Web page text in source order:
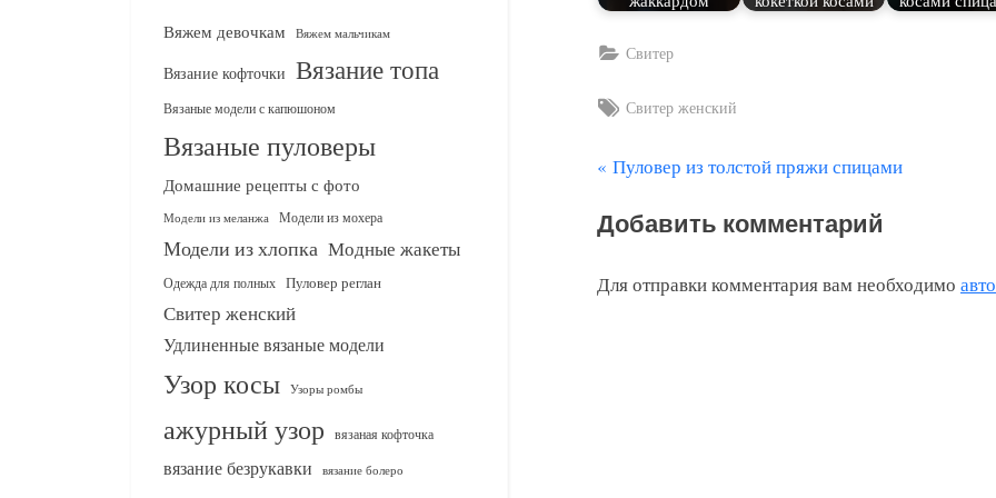
Свитер
Tags:
Свитер женский
Навигация
по
записям
П
е
ы
Пуловер из толстой пряжи спицами
Добавить комментарий
Для отправки комментария вам необходимо
Вяжем девочкам Вяжем мальчикам
Вязание кофточки Вязание топа
Вязаные модели с капюшоном
Вязаные пуловеры
Домашние рецепты с фото
Модели из меланжа Модели из мохера
Модели из хлопка Модные жакеты
Одежда для полных Пуловер реглан
Свитер женский
Удлиненные вязаные модели
Узор косы Узоры ромбы
ажурный узор вязаная кофточка
вязание безрукавки вязание болеро